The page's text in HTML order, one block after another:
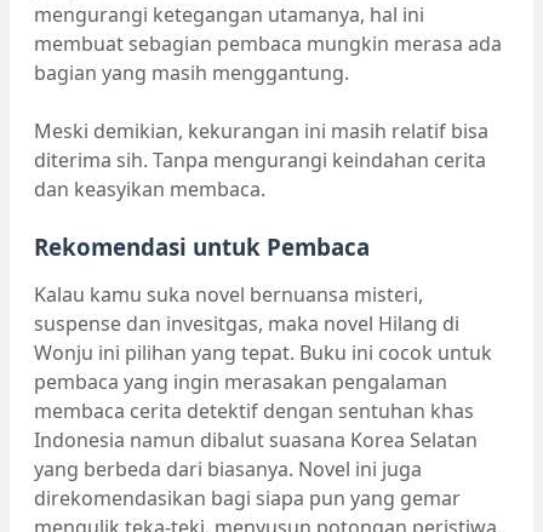
mengurangi ketegangan utamanya, hal ini
membuat sebagian pembaca mungkin merasa ada
bagian yang masih menggantung.
Meski demikian, kekurangan ini masih relatif bisa
diterima sih. Tanpa mengurangi keindahan cerita
dan keasyikan membaca.
Rekomendasi untuk Pembaca
Kalau kamu suka novel bernuansa misteri,
suspense dan invesitgas, maka novel Hilang di
Wonju ini pilihan yang tepat. Buku ini cocok untuk
pembaca yang ingin merasakan pengalaman
membaca cerita detektif dengan sentuhan khas
Indonesia namun dibalut suasana Korea Selatan
yang berbeda dari biasanya. Novel ini juga
direkomendasikan bagi siapa pun yang gemar